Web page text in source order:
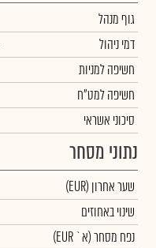
גוף מנהל
דמי ניהול
חשיפה למניות
חשיפה למט"ח
סיכוני אשראי
נתוני מסחר
שער אחרון (EUR)
שינוי באחוזים
נפח מסחר(א` EUR)